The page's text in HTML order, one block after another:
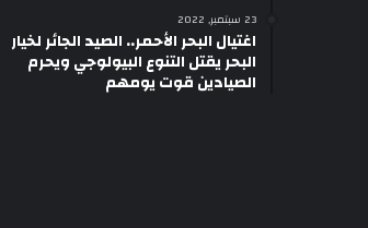
23 سبتمبر, 2022
اغتيال البحر الأحمر.. الصيد الجائر لخيار
البحر يقتل التنوع البيولوجي ويحرم
الصيادين قوت يومهم